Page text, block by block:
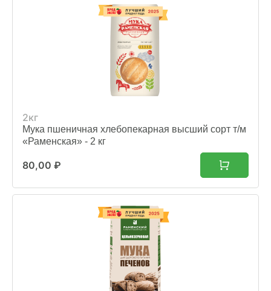
2кг
Мука пшеничная хлебопекарная высший сорт т/м
«Раменская» - 2 кг
80,00 ₽